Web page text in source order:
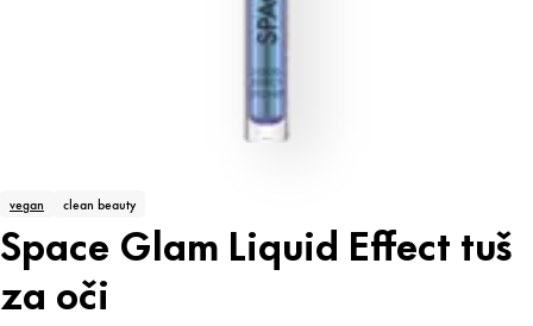
vegan clean beauty
Space Glam Liquid Effect tuš
za oči